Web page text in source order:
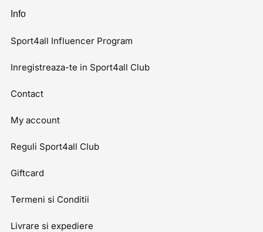
Info
Sport4all Influencer Program
Inregistreaza-te in Sport4all Club
Contact
My account
Reguli Sport4all Club
Giftcard
Termeni si Conditii
Livrare si expediere